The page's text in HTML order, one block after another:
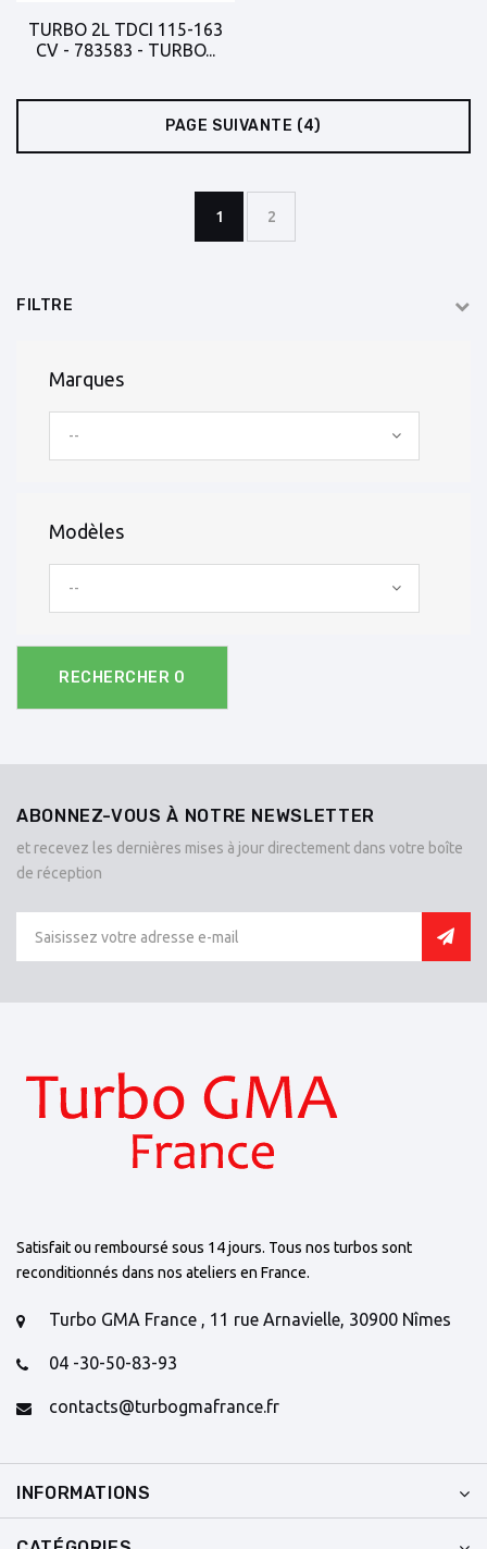
TURBO 2L TDCI 115-163
CV - 783583 - TURBO...
PAGE SUIVANTE (4)
1 2
FILTRE
Marques
--
Modèles
--
RECHERCHER 0
ABONNEZ-VOUS À NOTRE NEWSLETTER
et recevez les dernières mises à jour directement dans votre boîte
de réception
Satisfait ou remboursé sous 14 jours. Tous nos turbos sont
reconditionnés dans nos ateliers en France.
Turbo GMA France , 11 rue Arnavielle, 30900 Nîmes
04 -30-50-83-93
contacts@turbogmafrance.fr
INFORMATIONS